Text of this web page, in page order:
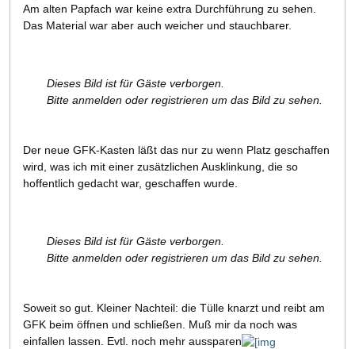
Am alten Papfach war keine extra Durchführung zu sehen.
Das Material war aber auch weicher und stauchbarer.
Dieses Bild ist für Gäste verborgen.
Bitte anmelden oder registrieren um das Bild zu sehen.
Der neue GFK-Kasten läßt das nur zu wenn Platz geschaffen
wird, was ich mit einer zusätzlichen Ausklinkung, die so
hoffentlich gedacht war, geschaffen wurde.
Dieses Bild ist für Gäste verborgen.
Bitte anmelden oder registrieren um das Bild zu sehen.
Soweit so gut. Kleiner Nachteil: die Tülle knarzt und reibt am
GFK beim öffnen und schließen. Muß mir da noch was
einfallen lassen. Evtl. noch mehr aussparen